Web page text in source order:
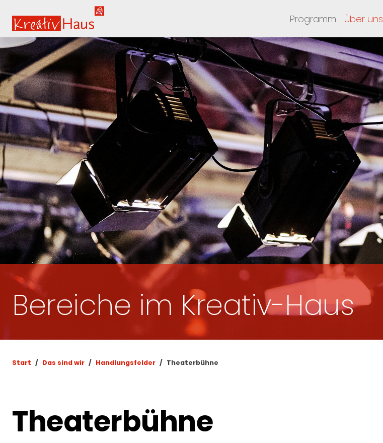
springe zum HauptinhaltKreativ-Haus e.V. Programm Über uns
Bereiche im Kreativ-Haus
Start Das sind wir Handlungsfelder Theaterbühne
Theaterbühne